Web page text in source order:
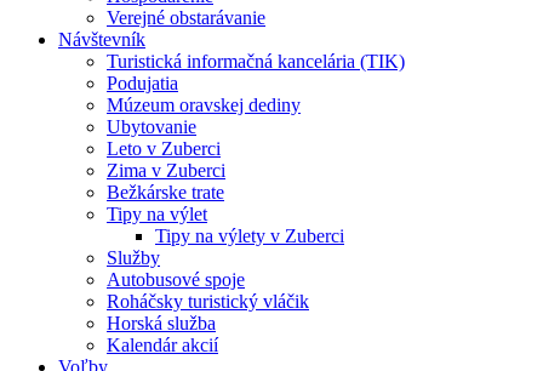
Verejné obstarávanie
Návštevník
Turistická informačná kancelária (TIK)
Podujatia
Múzeum oravskej dediny
Ubytovanie
Leto v Zuberci
Zima v Zuberci
Bežkárske trate
Tipy na výlet
Tipy na výlety v Zuberci
Služby
Autobusové spoje
Roháčsky turistický vláčik
Horská služba
Kalendár akcií
Voľby